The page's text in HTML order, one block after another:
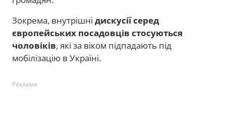
Зокрема, внутрішні дискусії серед
європейських посадовців стосуються
чоловіків, які за віком підпадають під
мобілізацію в Україні.
Реклама